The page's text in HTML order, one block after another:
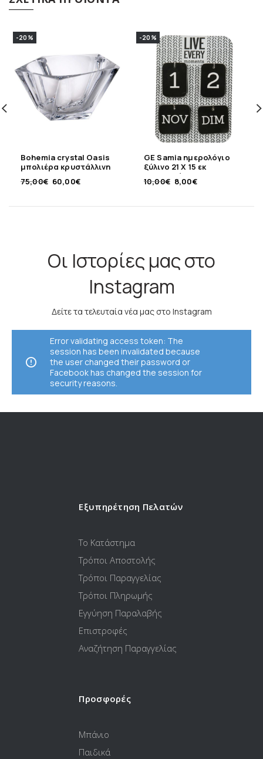
-20%
Bohemia crystal Oasis
μπολιέρα κρυστάλλινη
75,00€ 60,00€
-20%
GE Samia ημερολόγιο
ξύλινο 21 Χ 15 εκ
επιτραπέζιο
ασπρόμαυρο
10,00€ 8,00€
Οι Ιστορίες μας στο
Instagram
Δείτε τα τελευταία νέα μας στο Instagram
Error validating access token: The
session has been invalidated because
the user changed their password or
Facebook has changed the session for
security reasons.
Εξυπηρέτηση Πελατών
Το Κατάστημα
Τρόποι Αποστολής
Τρόποι Παραγγελίας
Τρόποι Πληρωμής
Εγγύηση Παραλαβής
Επιστροφές
Αναζήτηση Παραγγελίας
Προσφορές
Μπάνιο
Παιδικά